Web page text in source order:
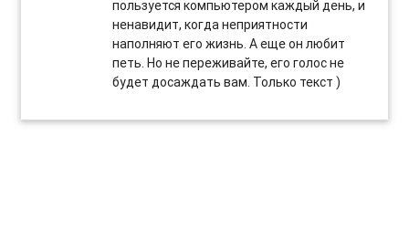
пользуется компьютером каждый день, и
ненавидит, когда неприятности
наполняют его жизнь. А еще он любит
петь. Но не переживайте, его голос не
будет досаждать вам. Только текст )